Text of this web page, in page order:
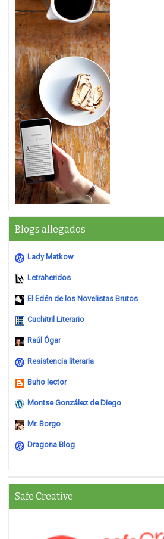
Blogs allegados
Lady Matkow
Letraheridos
El Edén de los Novelistas Brutos
Cuchitril Literario
Raúl Ógar
Resistencia literaria
Buho lector
Montse González de Diego
Mr. Borgo
Dragona Blog
Safe Creative